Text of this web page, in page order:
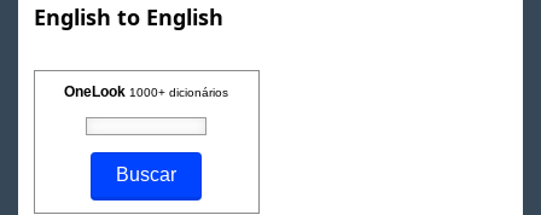
English to English
OneLook 1000+ dicionários